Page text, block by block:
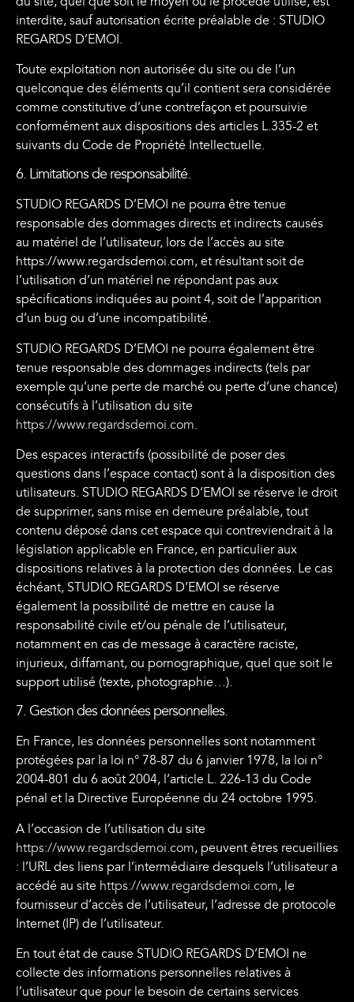
interdite, sauf autorisation écrite préalable de : STUDIO
REGARDS D’EMOI.
Toute exploitation non autorisée du site ou de l’un
quelconque des éléments qu’il contient sera considérée
comme constitutive d’une contrefaçon et poursuivie
conformément aux dispositions des articles L.335-2 et
suivants du Code de Propriété Intellectuelle.
6. Limitations de responsabilité.
STUDIO REGARDS D’EMOI ne pourra être tenue
responsable des dommages directs et indirects causés
au matériel de l’utilisateur, lors de l’accès au site
https://www.regardsdemoi.com, et résultant soit de
l’utilisation d’un matériel ne répondant pas aux
spécifications indiquées au point 4, soit de l’apparition
d’un bug ou d’une incompatibilité.
STUDIO REGARDS D’EMOI ne pourra également être
tenue responsable des dommages indirects (tels par
exemple qu’une perte de marché ou perte d’une chance)
consécutifs à l’utilisation du site
https://www.regardsdemoi.com.
Des espaces interactifs (possibilité de poser des
questions dans l’espace contact) sont à la disposition des
utilisateurs. STUDIO REGARDS D’EMOI se réserve le droit
de supprimer, sans mise en demeure préalable, tout
contenu déposé dans cet espace qui contreviendrait à la
législation applicable en France, en particulier aux
dispositions relatives à la protection des données. Le cas
échéant, STUDIO REGARDS D’EMOI se réserve
également la possibilité de mettre en cause la
responsabilité civile et/ou pénale de l’utilisateur,
notamment en cas de message à caractère raciste,
injurieux, diffamant, ou pornographique, quel que soit le
support utilisé (texte, photographie…).
7. Gestion des données personnelles.
En France, les données personnelles sont notamment
protégées par la loi n° 78-87 du 6 janvier 1978, la loi n°
2004-801 du 6 août 2004, l’article L. 226-13 du Code
pénal et la Directive Européenne du 24 octobre 1995.
A l’occasion de l’utilisation du site
https://www.regardsdemoi.com, peuvent êtres recueillies
: l’URL des liens par l’intermédiaire desquels l’utilisateur a
accédé au site https://www.regardsdemoi.com, le
fournisseur d’accès de l’utilisateur, l’adresse de protocole
Internet (IP) de l’utilisateur.
En tout état de cause STUDIO REGARDS D’EMOI ne
collecte des informations personnelles relatives à
l’utilisateur que pour le besoin de certains services